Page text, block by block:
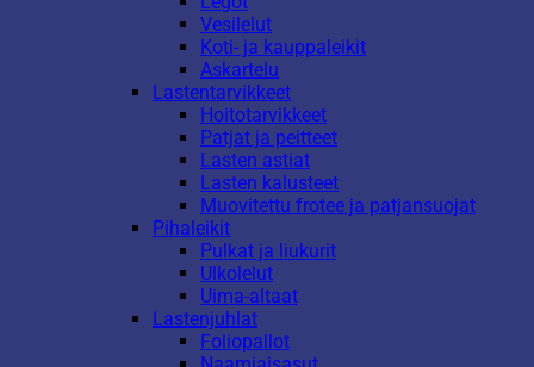
Vesilelut
Koti- ja kauppaleikit
Askartelu
Lastentarvikkeet
Hoitotarvikkeet
Patjat ja peitteet
Lasten astiat
Lasten kalusteet
Muovitettu frotee ja patjansuojat
Pihaleikit
Pulkat ja liukurit
Ulkolelut
Uima-altaat
Lastenjuhlat
Foliopallot